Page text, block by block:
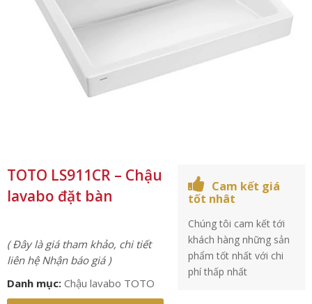
TOTO LS911CR – Chậu
lavabo đặt bàn
( Đây là giá tham khảo, chi tiết
liên hệ Nhận báo giá )
Danh mục: Chậu lavabo TOTO
Cam kết giá
tốt nhât
Chúng tôi cam kết tới
khách hàng những sản
phẩm tốt nhất với chi
phí thấp nhất